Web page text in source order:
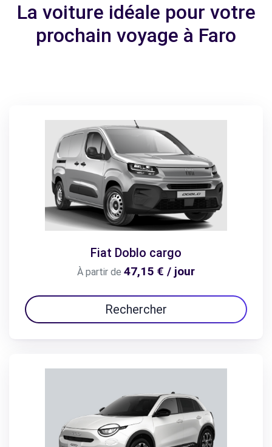
La voiture idéale pour votre
prochain voyage à Faro
Fiat Doblo cargo
À partir de 47,15 € / jour
Rechercher